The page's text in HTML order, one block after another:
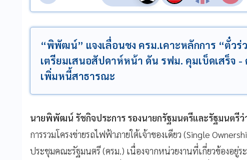
“พิพัฒน์” แจงเลื่อนชง ครม.เคาะหลักการ “ตั๋ว
เตรียมเสนอสัปดาห์หน้า ดัน รฟม. คุมเบ็ดเสร็จ
เพิ่มหนี้สาธารณะ
นายพิพัฒน์ รัชกิจประการ รองนายกรัฐมนตรีและรัฐมนตรีว่
การรวมโครงข่ายรถไฟฟ้าภายใต้เจ้าของเดียว (Single
ประชุมคณะรัฐมนตรี (ครม.) เนื่องจากหน่วยงานที่เกี่ยวข้องอยู่